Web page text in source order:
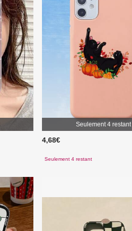
Seulement 4 restant
4,68€
Seulement 4 restant